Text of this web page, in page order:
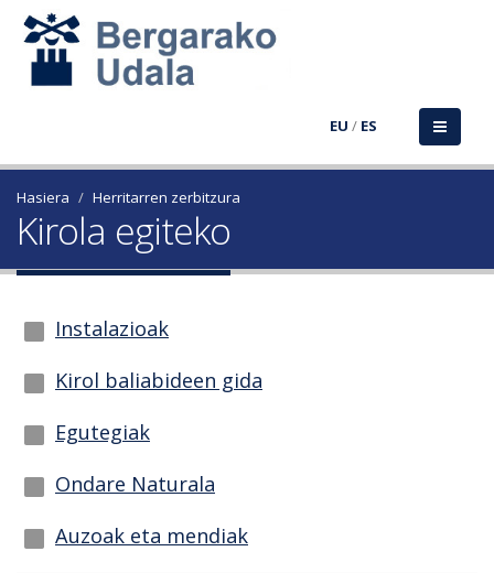
EU / ES
Hasiera Herritarren zerbitzura
Kirola egiteko
Instalazioak
Kirol baliabideen gida
Egutegiak
Ondare Naturala
Auzoak eta mendiak